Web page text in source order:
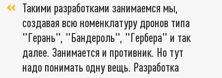
Такими разработками занимаемся мы,
создавая всю номенклатуру дронов типа
"Герань", "Бандероль", "Гербера" и так
далее. Занимается и противник. Но тут
надо понимать одну вещь. Разработка